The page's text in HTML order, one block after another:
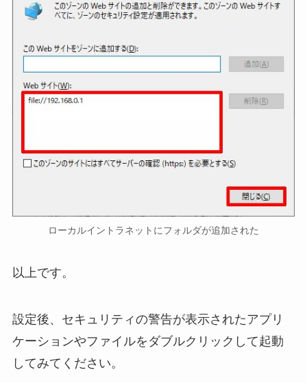
ローカルイントラネットにフォルダが追加された
以上です。
設定後、セキュリティの警告が表示されたアプリ
ケーションやファイルをダブルクリックして起動
してみてください。